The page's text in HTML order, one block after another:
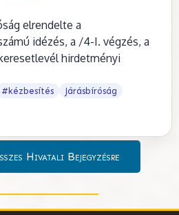
elrendelte a
idézés, a /4-I. végzés, a
hirdetményi
#kézbesítés Járásbíróság
Hivatali Bejegyzésre